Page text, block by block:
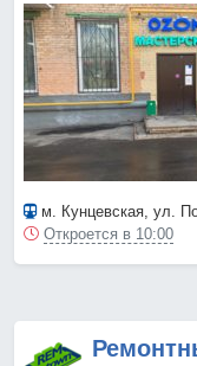
м. Кунцевская, ул.
Откроется в 10:00